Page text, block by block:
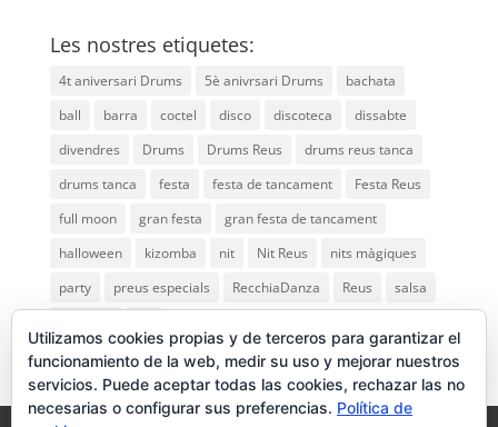
Les nostres etiquetes:
4t aniversari Drums 5è anivrsari Drums
bachata
ball
barra coctel disco discoteca
dissabte
divendres
Drums Drums Reus
drums reus tanca
drums tanca
festa festa de tancament
Festa Reus
full moon
gran festa
gran festa de tancament
halloween
kizomba nit Nit Reus
nits màgiques
party
preus especials RecchiaDanza Reus
salsa
Utilizamos cookies propias y de terceros para garantizar el
funcionamiento de la web, medir su uso y mejorar nuestros
servicios. Puede aceptar todas las cookies, rechazar las no
necesarias o configurar sus preferencias. Política de